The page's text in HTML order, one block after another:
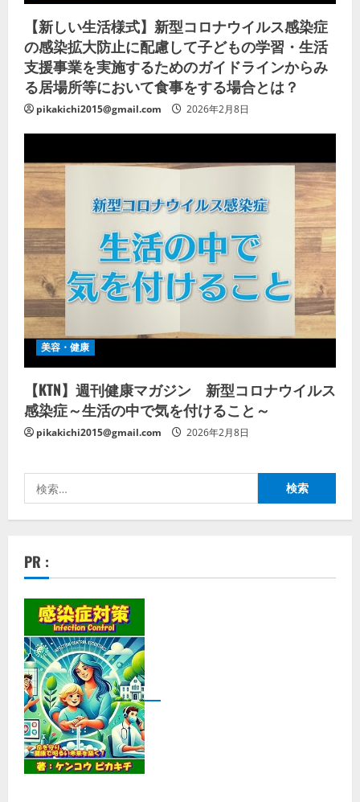
【新しい生活様式】新型コロナウイルス感染症
の感染拡大防止に配慮して子どもの学習・生活
支援事業を実施するためのガイドラインからみ
る居場所等において食事をする場合とは？
pikakichi2015@gmail.com 2026年2月8日
美容・健康
【KTN】週刊健康マガジン 新型コロナウイルス
感染症～生活の中で気を付けること～
pikakichi2015@gmail.com 2026年2月8日
索:
PR :